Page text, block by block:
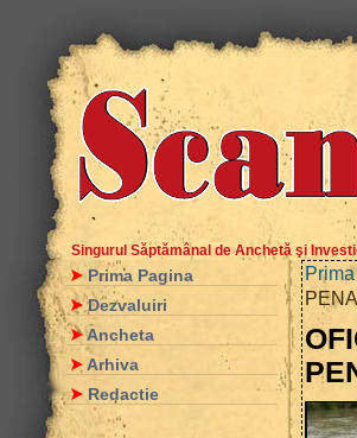
Singurul Săptămânal de Anchetă şi
Prima Pagina
Dezvaluiri
Ancheta
Arhiva
Redactie